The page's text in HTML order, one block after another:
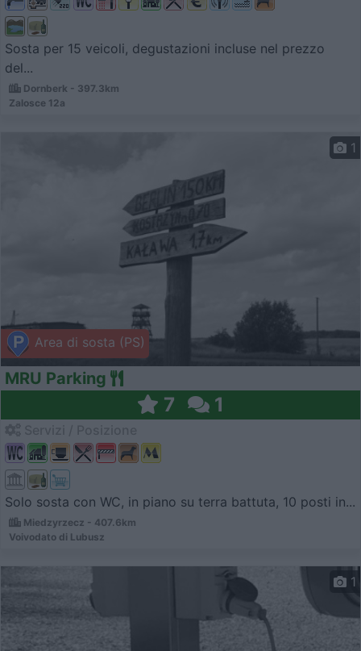
Sosta per 15 veicoli, degustazioni incluse nel prezzo
del...
Dornberk - 397.3km
Zalosce 12a
Area di sosta (PS)
1
MRU Parking
7 1
Solo sosta con WC, in piano su terra battuta, 10 posti in...
Miedzyrzecz - 407.6km
Voivodato di Lubusz
1